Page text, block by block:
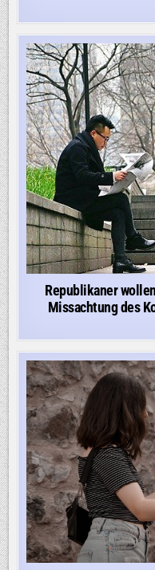
Republikaner
Missachtung des